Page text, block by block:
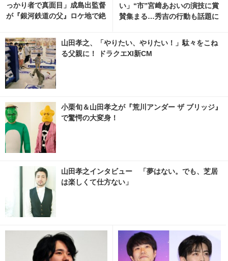
っかり者で真面目」成島出監督
が『銀河鉄道の父』ロケ地で絶
い」“市”宮﨑あおいの演技に賞
賛集まる…秀吉の行動も話題に
山田孝之、「やりたい、やりたい！」駄々をこね
る父親に！ ドラクエXI新CM
小栗旬＆山田孝之が『荒川アンダー ザ ブリッジ』
で驚愕の大変身！
山田孝之インタビュー 「夢はない。でも、芝居
は楽しくて仕方ない」